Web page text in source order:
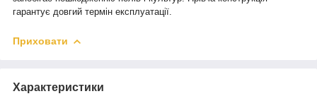
гарантує довгий термін експлуатації.
Приховати
Характеристики